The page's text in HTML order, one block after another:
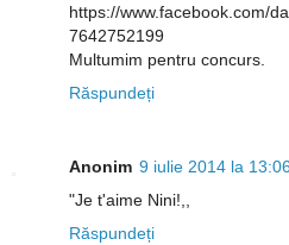
https://www.facebook.com/
7642752199
Multumim pentru concurs.
Răspundeți
Anonim 9 iulie 2014 la 13:06
"Je t'aime Nini!,,
Răspundeți